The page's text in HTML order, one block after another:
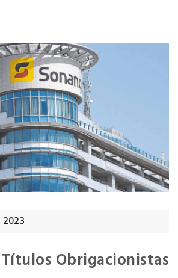
Títulos Obrigacionistas